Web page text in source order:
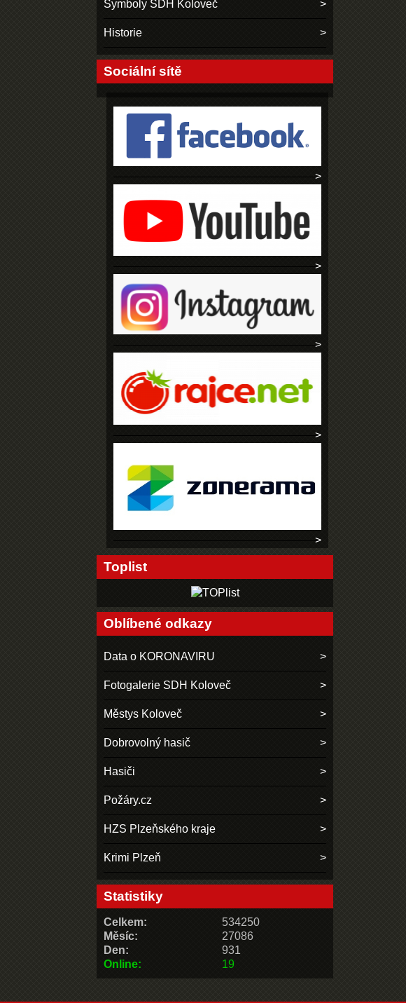
Symboly SDH Koloveč
Historie
Sociální sítě
Toplist
Oblíbené odkazy
Data o KORONAVIRU
Fotogalerie SDH Koloveč
Městys Koloveč
Dobrovolný hasič
Hasiči
Požáry.cz
HZS Plzeňského kraje
Krimi Plzeň
Statistiky
Online: 19
Celkem:
534250
Měsíc:
27086
Den:
931